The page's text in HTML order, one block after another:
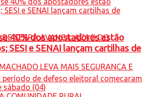
40% dos apostadores estão
SESI e SENAI lançam cartilhas de